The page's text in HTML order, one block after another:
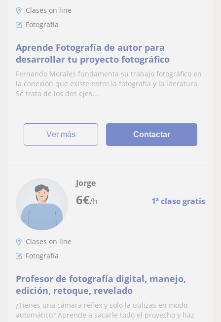
Clases on line
Fotografía
Aprende Fotografía de autor para
desarrollar tu proyecto fotográfico
Fernando Morales fundamenta su trabajo fotográfico en
la conexión que existe entre la fotografía y la literatura.
Se trata de los dos ejes...
ver más Contactar
6€/h 1ª clase gratis
Jorge
Clases on line
Fotografía
Profesor de fotografía digital, manejo,
edición, retoque, revelado
¿Tienes una cámara réflex y solo la utilizas en modo
automático? Aprende a sacarle todo el provecho y haz